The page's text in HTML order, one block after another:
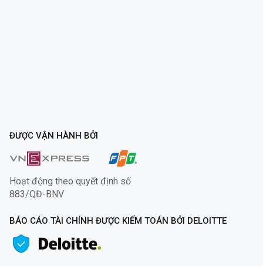
ĐƯỢC VẬN HÀNH BỞI
Hoạt động theo quyết định số
883/QĐ-BNV
BÁO CÁO TÀI CHÍNH ĐƯỢC KIỂM TOÁN BỞI DELOITTE